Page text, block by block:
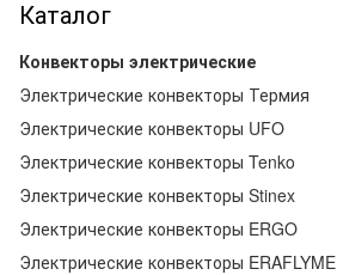
Каталог
Конвекторы электрические
Электрические конвекторы Термия
Электрические конвекторы UFO
Электрические конвекторы Tenko
Электрические конвекторы Stinex
Электрические конвекторы ERGO
Электрические конвекторы ERAFLYME